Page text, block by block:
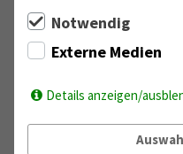
Notwendig
Externe Medien
Details anzeigen/